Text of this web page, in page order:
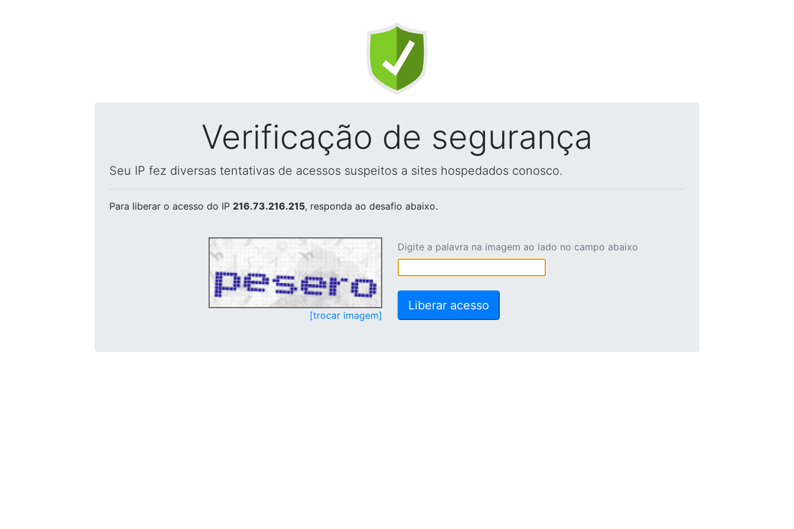
Verificação de segurança
Seu IP fez diversas tentativas de acessos suspeitos a sites hospedados conosco.
Para liberar o acesso do IP 216.73.216.215, responda ao desafio abaixo.
[trocar imagem]
Digite a palavra na imagem ao lado no campo abaixo